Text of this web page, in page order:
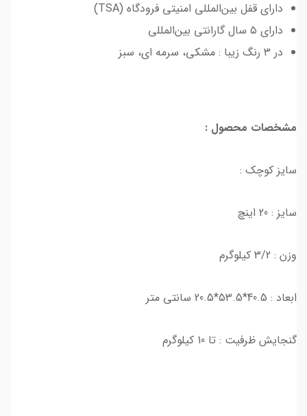
دارای قفل بین‌المللی امنیتی فرودگاه (TSA)
دارای ۵ سال گارانتی بین‌المللی
در ۳ رنگ زیبا : مشکی، سرمه ای، سبز
مشخصات محصول :
سایز کوچک :
سایز : 20 اینچ
وزن : 3/2 کیلوگرم
ابعاد : 40.5*53.5*20.5 سانتی متر
گنجایش ظرفیت : تا 10 کیلوگرم